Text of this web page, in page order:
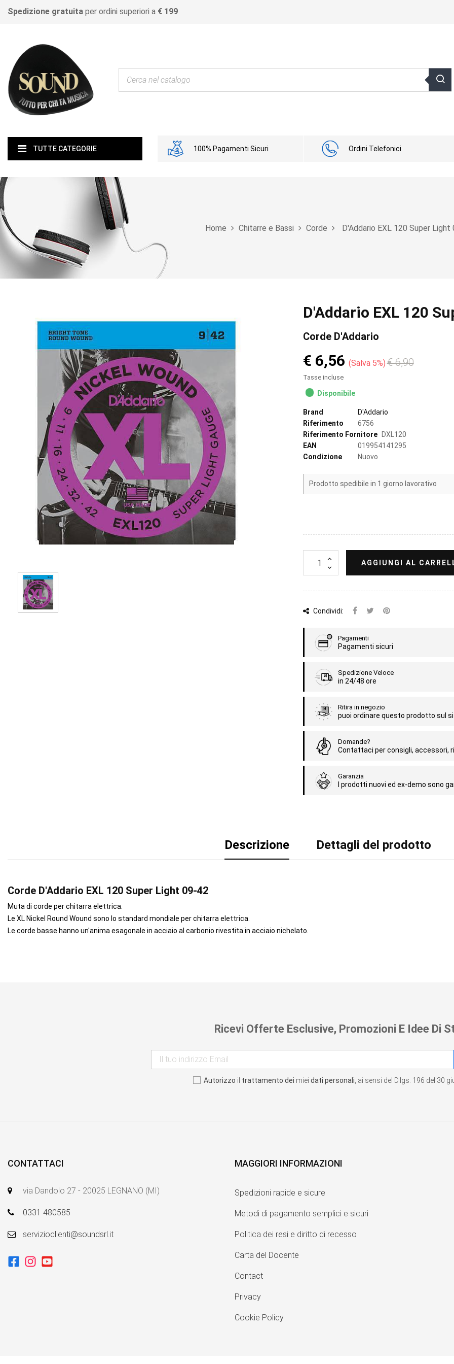
Spedizione gratuita per ordini superiori a € 199
TUTTE CATEGORIE 100% Pagamenti Sicuri Ordini Telefonici
Home Chitarre e Bassi Corde D'Addario EXL 120 Super Light

D'Addario EXL 120
Corde D'Addario
€ 6,56 Salva 5% € 6,90
Tasse incluse
Disponibile
Brand
D'Addario
Riferimento
6756
Riferimento Fornitore
DXL120
EAN
019954141295
Condizione
Nuovo
Prodotto spedibile in 1 giorno lavorativo
AGGIUNGI AL
Condividi:
Pagamenti
Pagamenti sicuri
Spedizione Veloce
in 24/48 ore
Ritira in negozio
puoi ordinare questo prodotto sul
Domande?
Contattaci per consigli, accessori,
Garanzia
I prodotti nuovi ed ex-demo sono
Descrizione Dettagli del prodotto
Corde D'Addario EXL 120 Super Light 09-42
Muta di corde per chitarra elettrica.
Le XL Nickel Round Wound sono lo standard mondiale per chitarra elettrica.
Le corde basse hanno un'anima esagonale in acciaio al carbonio rivestita in acciaio nichelato.
Ricevi Offerte Esclusive, Promozioni E Idee Di
Autorizzo il trattamento dei miei dati personali , ai sensi del D.lgs. 196 del 30
CONTATTACI
via Dandolo 27 - 20025 LEGNANO (MI)
0331 480585
servizioclienti@soundsrl.it
MAGGIORI INFORMAZIONI
Spedizioni rapide e sicure
Metodi di pagamento semplici e sicuri
Politica dei resi e diritto di recesso
Carta del Docente
Contact
Privacy
Cookie Policy